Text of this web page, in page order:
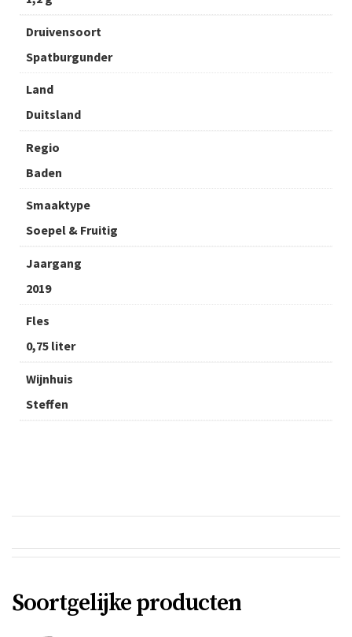
Druivensoort
Spatburgunder
Land
Duitsland
Regio
Baden
Smaaktype
Soepel & Fruitig
Jaargang
2019
Fles
0,75 liter
Wijnhuis
Steffen
Soortgelijke producten